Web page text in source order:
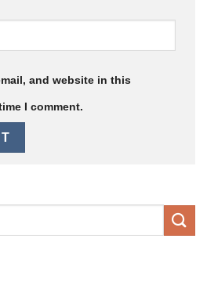
and website in this
I comment.